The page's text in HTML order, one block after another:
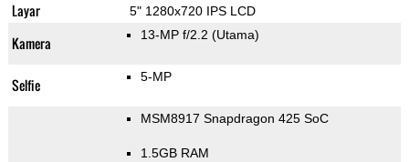
Layar 5" 1280x720 IPS LCD
Kamera 13-MP f/2.2 (Utama)
Selfie 5-MP
MSM8917 Snapdragon 425 SoC
1.5GB RAM